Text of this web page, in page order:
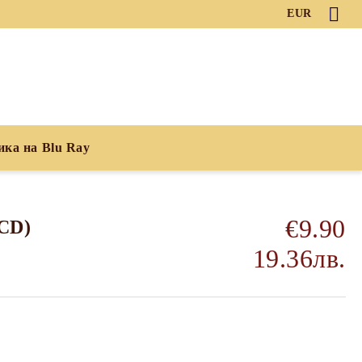
EUR
на Blu Ray
€9.90
19.36лв.